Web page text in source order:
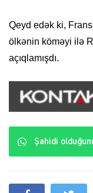
Qeyd edək ki,
ölkənin köməyi ilə
açıqlamışdı.
Şahidi